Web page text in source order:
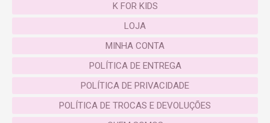
K FOR KIDS
LOJA
MINHA CONTA
POLÍTICA DE ENTREGA
POLÍTICA DE PRIVACIDADE
POLÍTICA DE TROCAS E DEVOLUÇÕES